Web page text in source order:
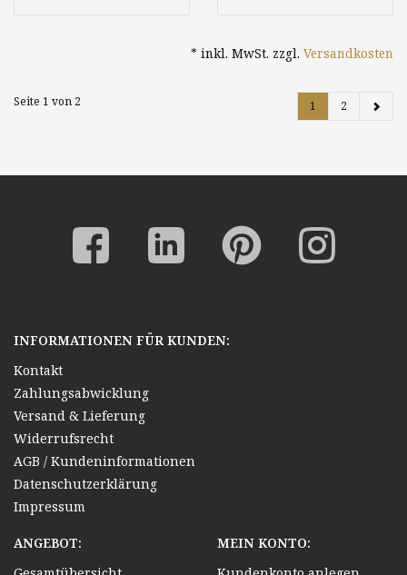
* inkl. MwSt. zzgl. Versandkosten
Seite 1 von 2 1 2
INFORMATIONEN FÜR KUNDEN:
Kontakt
Zahlungsabwicklung
Versand & Lieferung
Widerrufsrecht
AGB / Kundeninformationen
Datenschutzerklärung
Impressum
ANGEBOT:
MEIN KONTO: